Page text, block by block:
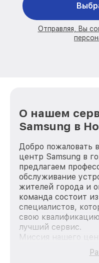
Отправляя, Вы
О нашем
Samsung в
Добро пожаловать
центр Samsung в
предлагаем
обслуживание
жителей города и
команда состоит
специалистов,
свою
лучший сервис.
Миссия нашего
качественный и
каждого